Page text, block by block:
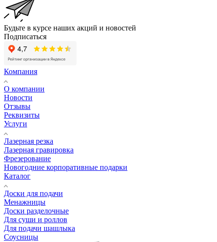
Будьте в курсе наших акций и новостей
Подписаться
Компания
О компании
Новости
Отзывы
Реквизиты
Услуги
Лазерная резка
Лазерная гравировка
Фрезерование
Новогодние корпоративные подарки
Каталог
Доски для подачи
Менажницы
Доски разделочные
Для суши и роллов
Для подачи шашлыка
Соусницы